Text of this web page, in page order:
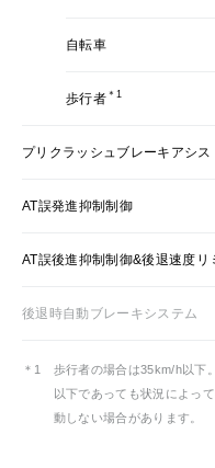
自転車
歩行者 ＊1
プリクラッシュブレーキアシス
AT誤発進抑制制御
AT誤後進抑制制御&後退速度リ
後退時自動ブレーキシステム
＊1
歩行者の場合は35km/h以下
以下であっても状況によっ
動しない場合があります。